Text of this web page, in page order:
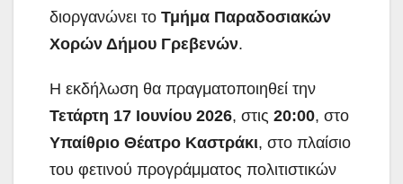
διοργανώνει το Τμήμα Παραδοσιακών
Χορών Δήμου Γρεβενών.
Η εκδήλωση θα πραγματοποιηθεί την
Τετάρτη 17 Ιουνίου 2026, στις 20:00, στο
Υπαίθριο Θέατρο Καστράκι, στο πλαίσιο
του φετινού προγράμματος πολιτιστικών